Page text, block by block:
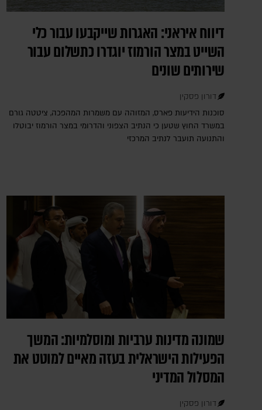
דיווח איראני: האגרות שייקבעו עבור כלי
השייט במצר הורמוז יוגדרו כתשלום עבור
שירותים שונים
דורון פסקין
סוכנות הידיעות פארס, המזוהה עם משמרות המהפכה, ציטטה גורם
במשרד החוץ שטען כי הנתיב הצפוני והדרומי במצר הורמוז יבוטלו
והתנועה תועבר לנתיב המרכזי
שמונה מדינות ערביות ומוסלמיות: המשך
הפעילות הישראלית בעזה מאיים למוטט את
המסלול המדיני
דורון פסקין